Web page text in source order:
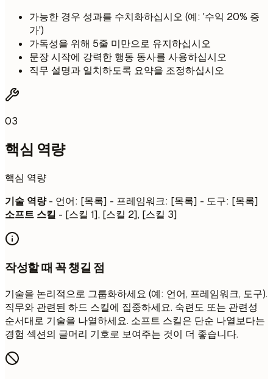
가능한 경우 성과를 수치화하십시오 (예: '수익 20% 증
가')
가독성을 위해 5줄 미만으로 유지하십시오
문장 시작에 강력한 행동 동사를 사용하십시오
직무 설명과 일치하도록 요약을 조정하십시오
03
핵심 역량
핵심 역량
기술 역량- 언어: [목록] - 프레임워크: [목록] - 도구: [목록]
소프트 스킬 - [스킬 1], [스킬 2], [스킬 3]
작성할 때 꼭 챙길 점
기술을 논리적으로 그룹화하세요 (예: 언어, 프레임워크, 도구).
직무와 관련된 하드 스킬에 집중하세요. 숙련도 또는 관련성
순서대로 기술을 나열하세요. 소프트 스킬은 단순 나열보다는
경험 섹션의 글머리 기호로 보여주는 것이 더 좋습니다.